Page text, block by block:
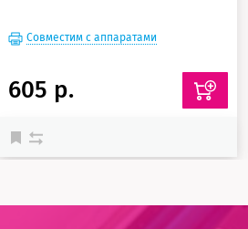
Совместим с аппаратами
605 р.